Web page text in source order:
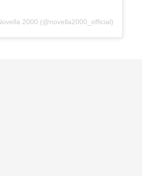
2000 (@novella2000_official)